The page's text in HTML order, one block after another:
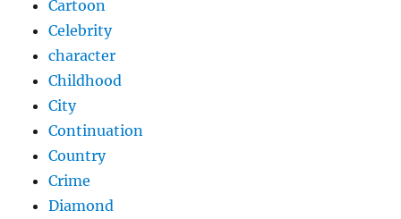
Cartoon
Celebrity
character
Childhood
City
Continuation
Country
Crime
Diamond